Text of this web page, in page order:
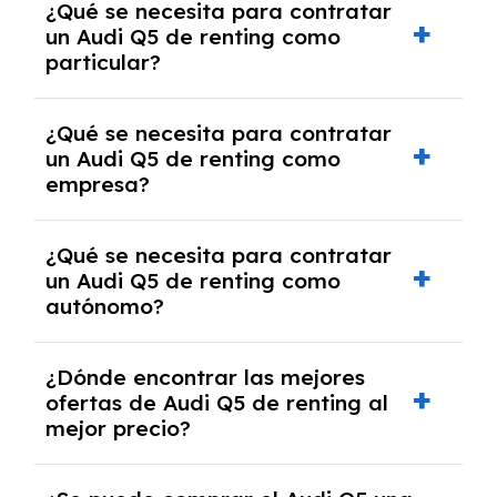
pero puede haber penalizaciones por
cancelación anticipada. Es importante revisar
las condiciones del contrato y hablar con un
experto que te asesore.
¿Qué se necesita para contratar
un Audi Q5 de renting como
particular?
y, en algunos casos, una consulta de solvencia
crediticia y un pago inicial.
¿Qué se necesita para contratar
un Audi Q5 de renting como
empresa?
documentación financiera y, en algunos
casos, un informe de solvencia de la empresa
y un pago inicial.
¿Qué se necesita para contratar
un Audi Q5 de renting como
autónomo?
autónomos, justificante de ingresos y, en
algunos casos, un informe fiscal y un pago
inicial.
¿Dónde encontrar las mejores
ofertas de Audi Q5 de renting al
mejor precio?